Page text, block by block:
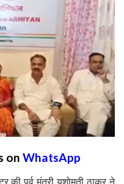
on WhatsApp
की पूर्व मंत्री यशोमती ठाकुर ने